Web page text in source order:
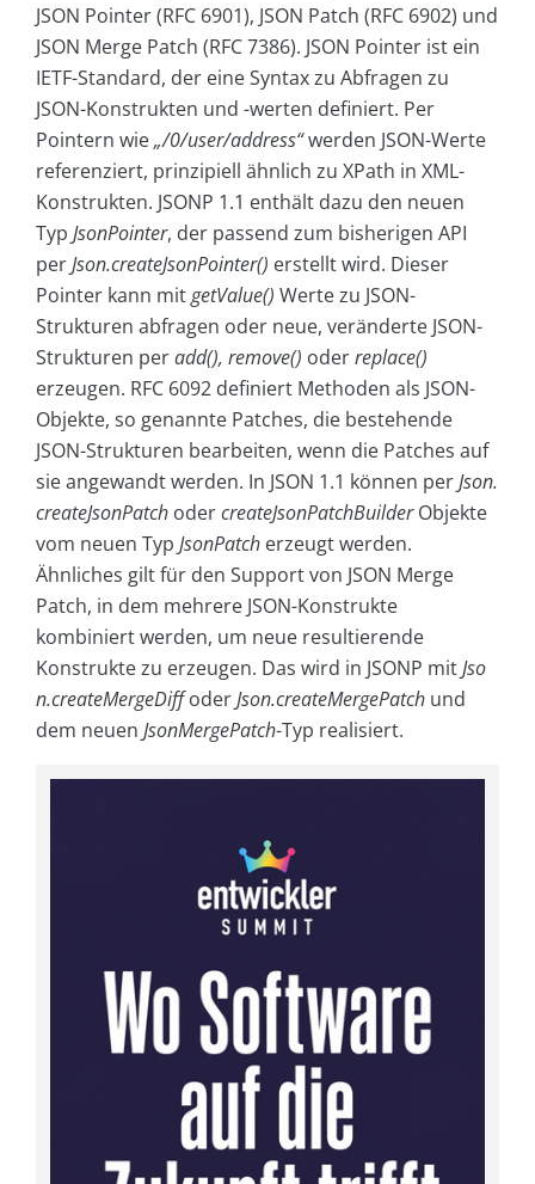
JSON Pointer (RFC 6901), JSON Patch (RFC 6902) und
JSON Merge Patch (RFC 7386). JSON Pointer ist ein
IETF-Standard, der eine Syntax zu Abfragen zu
JSON-Konstrukten und -werten definiert. Per
Pointern wie„/0/user/address“werden JSON-Werte
referenziert, prinzipiell ähnlich zu XPath in XML-
Konstrukten. JSONP 1.1 enthält dazu den neuen
Typ JsonPointer, der passend zum bisherigen API
perJson.createJsonPointer() erstellt wird. Dieser
Pointer kann mitgetValue() Werte zu JSON-
Strukturen abfragen oder neue, veränderte JSON-
Strukturen peradd(), remove() oderreplace()
erzeugen. RFC 6092 definiert Methoden als JSON-
Objekte, so genannte Patches, die bestehende
JSON-Strukturen bearbeiten, wenn die Patches auf
sie angewandt werden. In JSON 1.1 können perJson.
createJsonPatch odercreateJsonPatchBuilderObjekte
vom neuen Typ JsonPatch erzeugt werden.
Ähnliches gilt für den Support von JSON Merge
Patch, in dem mehrere JSON-Konstrukte
kombiniert werden, um neue resultierende
Konstrukte zu erzeugen. Das wird in JSONP mitJso
n.createMergeDiffoderJson.createMergePatch und
dem neuen JsonMergePatch-Typ realisiert.